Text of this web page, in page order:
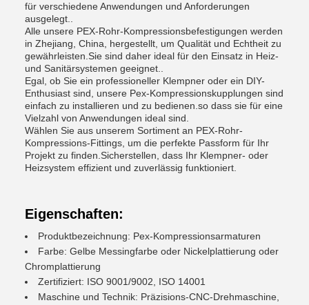
für verschiedene Anwendungen und Anforderungen
ausgelegt..
Alle unsere PEX-Rohr-Kompressionsbefestigungen werden
in Zhejiang, China, hergestellt, um Qualität und Echtheit zu
gewährleisten.Sie sind daher ideal für den Einsatz in Heiz-
und Sanitärsystemen geeignet..
Egal, ob Sie ein professioneller Klempner oder ein DIY-
Enthusiast sind, unsere Pex-Kompressionskupplungen sind
einfach zu installieren und zu bedienen.so dass sie für eine
Vielzahl von Anwendungen ideal sind.
Wählen Sie aus unserem Sortiment an PEX-Rohr-
Kompressions-Fittings, um die perfekte Passform für Ihr
Projekt zu finden.Sicherstellen, dass Ihr Klempner- oder
Heizsystem effizient und zuverlässig funktioniert.
Eigenschaften:
Produktbezeichnung: Pex-Kompressionsarmaturen
Farbe: Gelbe Messingfarbe oder Nickelplattierung oder
Chromplattierung
Zertifiziert: ISO 9001/9002, ISO 14001
Maschine und Technik: Präzisions-CNC-Drehmaschine,